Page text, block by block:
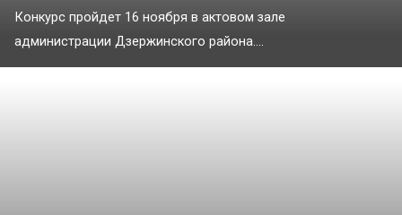
Конкурс пройдет 16 ноября в актовом зале
администрации Дзержинского района....